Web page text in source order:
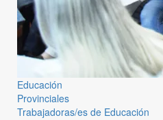
Educación
Provinciales
Trabajadoras/es de Educación